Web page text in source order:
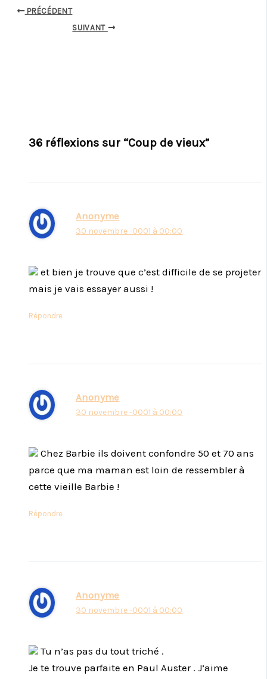
PRÉCÉDENT
SUIVANT
36 réflexions sur “Coup de vieux”
Anonyme
30 novembre -0001 à 00:00
et bien je trouve que c’est difficile de se projeter
mais je vais essayer aussi !
Répondre
Anonyme
30 novembre -0001 à 00:00
Chez Barbie ils doivent confondre 50 et 70 ans
parce que ma maman est loin de ressembler à
cette vieille Barbie !
Répondre
Anonyme
30 novembre -0001 à 00:00
Tu n’as pas du tout triché .
Je te trouve parfaite en Paul Auster . J’aime